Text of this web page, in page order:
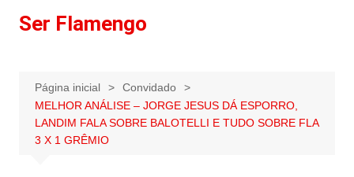
paraSer Flamengo
Página inicial
Convidado
MELHOR ANÁLISE – JORGE JESUS DÁ ESPORRO,
LANDIM FALA SOBRE BALOTELLI E TUDO SOBRE FLA
3 X 1 GRÊMIO